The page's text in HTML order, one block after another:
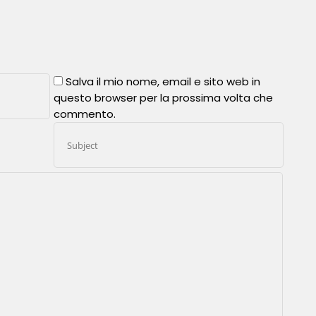
Salva il mio nome, email e sito web in
questo browser per la prossima volta che
commento.